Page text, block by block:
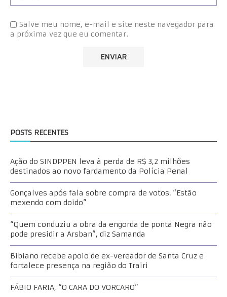
Salve meu nome, e-mail e site neste navegador para
a próxima vez que eu comentar.
POSTS RECENTES
Ação do SINDPPEN leva à perda de R$ 3,2 milhões
destinados ao novo fardamento da Polícia Penal
Gonçalves após fala sobre compra de votos: “Estão
mexendo com doido”
“Quem conduziu a obra da engorda de ponta Negra não
pode presidir a Arsban”, diz Samanda
Bibiano recebe apoio de ex-vereador de Santa Cruz e
fortalece presença na região do Trairi
FÁBIO FARIA, “O CARA DO VORCARO”